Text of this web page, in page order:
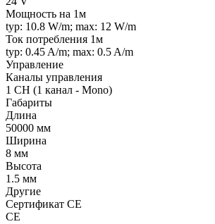
Мощность на 1м
typ: 10.8 W/m; max: 12 W/m
Ток потребления 1м
typ: 0.45 A/m; max: 0.5 A/m
Управление
Каналы управления
1 CH (1 канал - Mono)
Габариты
Длина
50000 мм
Ширина
8 мм
Высота
1.5 мм
Другие
Сертификат CE
CE